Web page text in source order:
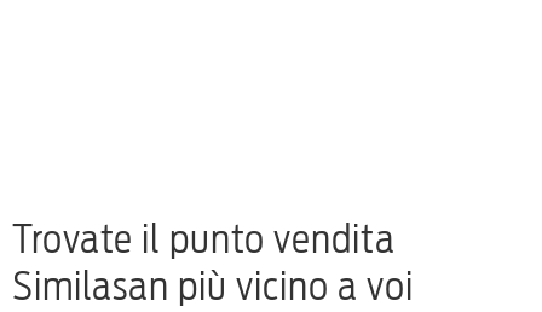
Trovate il punto vendita
Similasan più vicino a voi